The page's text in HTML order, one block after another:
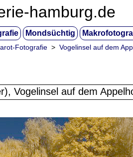
hamburg.de
Mondsüchtig
Fotografie > Vogelinsel auf dem
Vogelinsel auf dem